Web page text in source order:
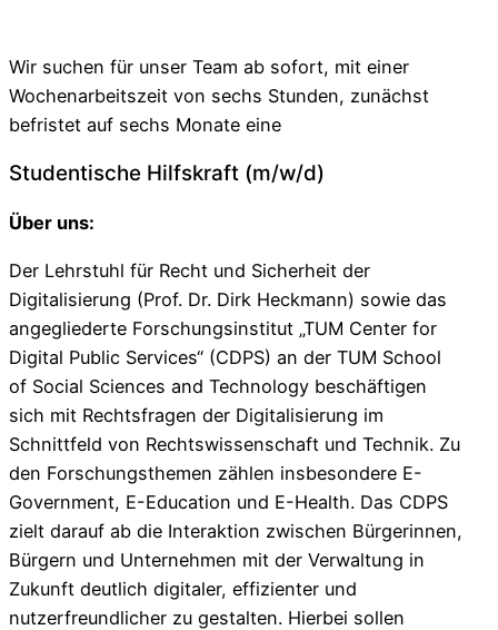
Wir suchen für unser Team ab sofort, mit einer
Wochenarbeitszeit von sechs Stunden, zunächst
befristet auf sechs Monate eine
Studentische Hilfskraft (m/w/d)
Über uns:
Der Lehrstuhl für Recht und Sicherheit der
Digitalisierung (Prof. Dr. Dirk Heckmann) sowie das
angegliederte Forschungsinstitut „TUM Center for
Digital Public Services“ (CDPS) an der TUM School
of Social Sciences and Technology beschäftigen
sich mit Rechtsfragen der Digitalisierung im
Schnittfeld von Rechtswissenschaft und Technik. Zu
den Forschungsthemen zählen insbesondere E-
Government, E-Education und E-Health. Das CDPS
zielt darauf ab die Interaktion zwischen Bürgerinnen,
Bürgern und Unternehmen mit der Verwaltung in
Zukunft deutlich digitaler, effizienter und
nutzerfreundlicher zu gestalten. Hierbei sollen